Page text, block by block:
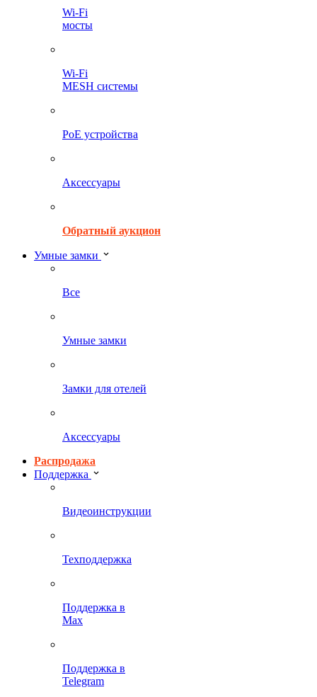
Wi-Fi
мосты
Wi-Fi
MESH системы
PoE устройства
Аксессуары
Обратный аукцион
Умные замки
Все
Умные замки
Замки для отелей
Аксессуары
Распродажа
Поддержка
Видеоинструкции
Техподдержка
Поддержка в
Max
Поддержка в
Telegram